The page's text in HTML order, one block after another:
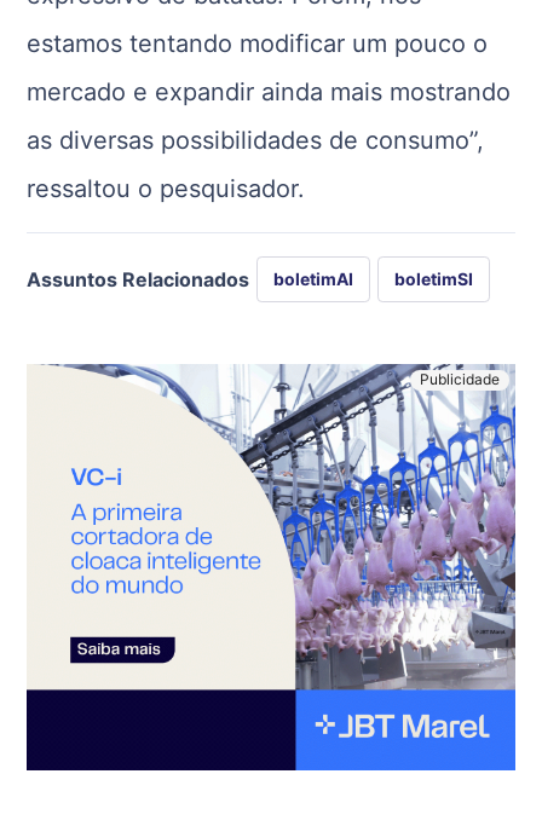
estamos tentando modificar um pouco o
mercado e expandir ainda mais mostrando
as diversas possibilidades de consumo”,
ressaltou o pesquisador.
Assuntos Relacionados boletimAI boletimSI